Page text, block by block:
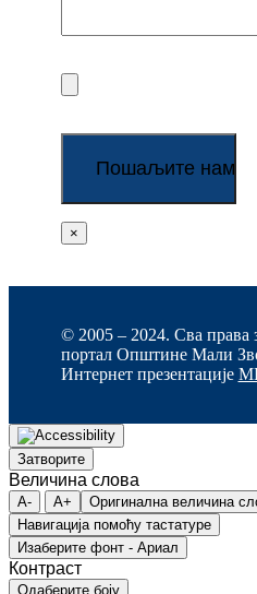
×
© 2005 – 2024. Сва права
портал Општине Мали
Интернет презентације
Затворите
Величина слова
A- A+
Оригинална величина
Навигација помоћу тастатуре
Изаберите фонт - Ариал
Контраст
Одаберите боју